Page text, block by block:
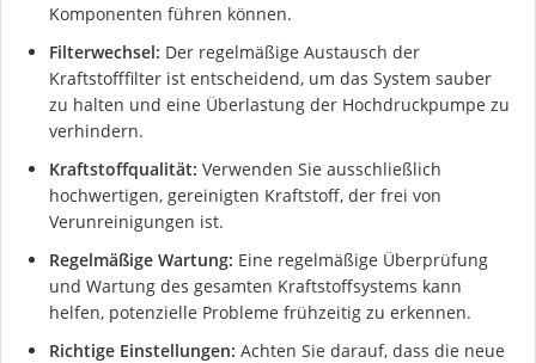
Komponenten führen können.
Filterwechsel: Der regelmäßige Austausch der
Kraftstofffilter ist entscheidend, um das System sauber
zu halten und eine Überlastung der Hochdruckpumpe zu
verhindern.
Kraftstoffqualität: Verwenden Sie ausschließlich
hochwertigen, gereinigten Kraftstoff, der frei von
Verunreinigungen ist.
Regelmäßige Wartung: Eine regelmäßige Überprüfung
und Wartung des gesamten Kraftstoffsystems kann
helfen, potenzielle Probleme frühzeitig zu erkennen.
Richtige Einstellungen: Achten Sie darauf, dass die neue